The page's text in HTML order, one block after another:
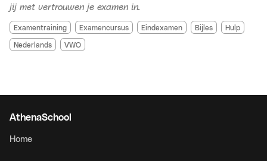
jij met vertrouwen je examen in.
Examentraining Examencursus Eindexamen Bijles Hulp
Nederlands VWO
AthenaSchool
Home